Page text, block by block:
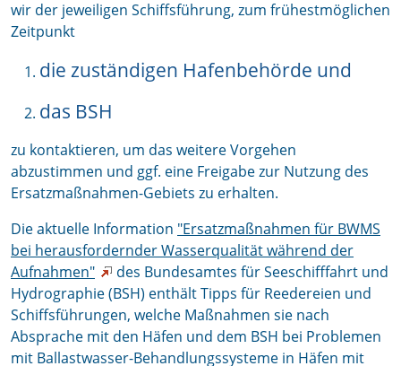
wir der jeweiligen Schiffsführung, zum frühestmöglichen
Zeitpunkt
die zuständigen Hafenbehörde und
das BSH
zu kontaktieren, um das weitere Vorgehen
abzustimmen und ggf. eine Freigabe zur Nutzung des
Ersatzmaßnahmen-Gebiets zu erhalten.
Die aktuelle Information "Ersatzmaßnahmen für BWMS
bei herausfordernder Wasserqualität während der
Aufnahmen"
des Bundesamtes für Seeschifffahrt und
Hydrographie (BSH) enthält Tipps für Reedereien und
Schiffsführungen, welche Maßnahmen sie nach
Absprache mit den Häfen und dem BSH bei Problemen
mit Ballastwasser-Behandlungssysteme in Häfen mit